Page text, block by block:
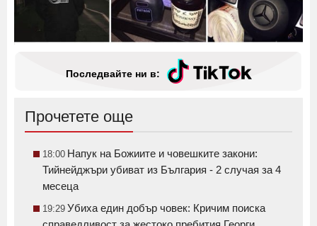
Последвайте ни в:
Прочетете още
18:00 Напук на Божиите и човешките закони:
Тийнейджъри убиват из България - 2 случая за 4
месеца
19:29 Убиха един добър човек: Кричим поиска